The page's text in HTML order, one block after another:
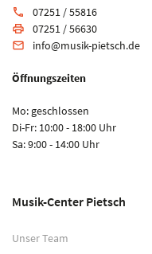
phone 07251 / 55816
print 07251 / 56630
email info@musik-pietsch.de
Öffnungszeiten
Mo: geschlossen
Di-Fr: 10:00 - 18:00 Uhr
Sa: 9:00 - 14:00 Uhr
Musik-Center Pietsch
Unser Team